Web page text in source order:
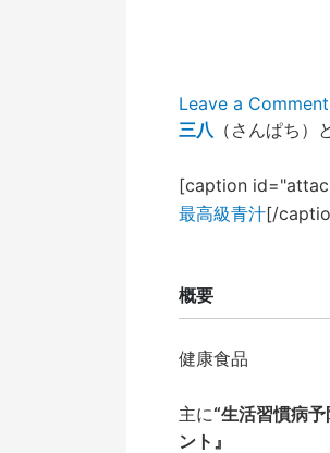
Leave a Comment
三八 （さんぱち）
[caption
最高級青汁[/
概要
健康食品
主に“生活習慣病予
ント』